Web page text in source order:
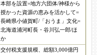
本部を設置=地方六団体/神様から
授かった資源の恵みを活かして=
長崎県小値賀町/「おうま」文化=
北海道浦河町長・谷川弘一郎/ほ
か
交付税支援規模、総額3,000億円